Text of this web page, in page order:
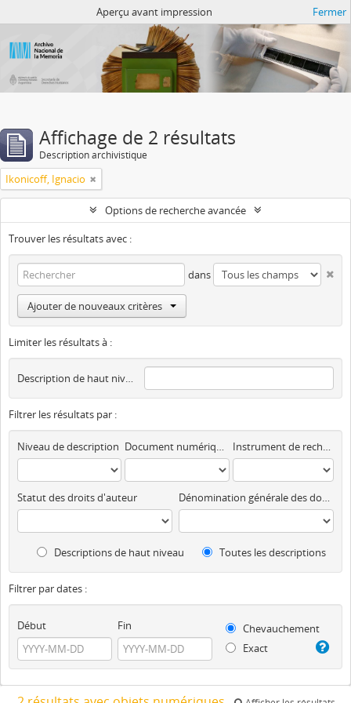
Aperçu avant impression Fermer
Affichage de 2 résultats
Description archivistique
Ikonicoff, Ignacio
Options de recherche avancée
Trouver les résultats avec :
dans
Ajouter de nouveaux critères
Limiter les résultats à :
Description de haut niveau
Filtrer les résultats par :
Niveau de description Document numérique disponible Instrument de recherche
Statut des droits d'auteur Dénomination générale des documents
Descriptions de haut niveau Toutes les descriptions
Filtrer par dates :
Début Fin
Chevauchement
Exact